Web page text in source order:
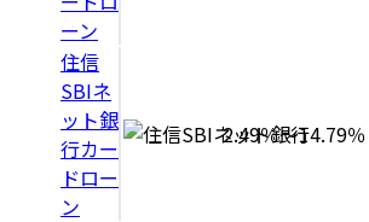
ーン
住信
SBIネ
ット銀
行カー
ドロー
ン
2.49％～14.79％